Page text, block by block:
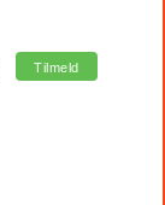
Tilmeld